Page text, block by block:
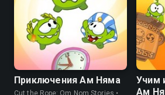
8.3 6.0
Приключения Ам Няма
Cut the Rope: Om Nom Stories •
8.4
Учим
Ам